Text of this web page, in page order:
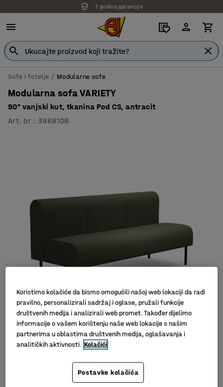
7 godina garancije
Sofe i fotelje Modularne sofe
Modularna sofa VARIETY
90° vanjski kut, tkanina Pod CS, antracit
Art. br. : 3868108
Slični proizvodi
Koristimo kolačiće da bismo omogućili našoj web lokaciji da radi
pravilno, personalizirali sadržaj i oglase, pružali funkcije
društvenih medija i analizirali web promet. Također dijelimo
informacije o vašem korištenju naše web lokacije s našim
partnerima u oblastima društvenih medija, oglašavanja i
analitičkih aktivnosti. Kolačići
Postavke kolačića